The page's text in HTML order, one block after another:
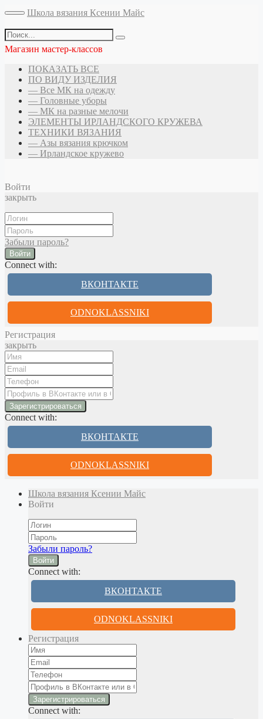
Школа вязания Ксении Майс
Магазин мастер-классов
ПОКАЗАТЬ ВСЕ
ПО ВИДУ ИЗДЕЛИЯ
— Все МК на одежду
— Головные уборы
— МК на разные мелочи
ЭЛЕМЕНТЫ ИРЛАНДСКОГО КРУЖЕВА
ТЕХНИКИ ВЯЗАНИЯ
— Азы вязания крючком
— Ирландское кружево
Войти
закрыть
Забыли пароль?
Войти
Connect with:
ВКОНТАКТЕ
ODNOKLASSNIKI
Регистрация
закрыть
Connect with:
ВКОНТАКТЕ
ODNOKLASSNIKI
Школа вязания Ксении Майс
Войти
Забыли пароль?
Войти
Connect with:
ВКОНТАКТЕ
ODNOKLASSNIKI
Регистрация
Connect with: